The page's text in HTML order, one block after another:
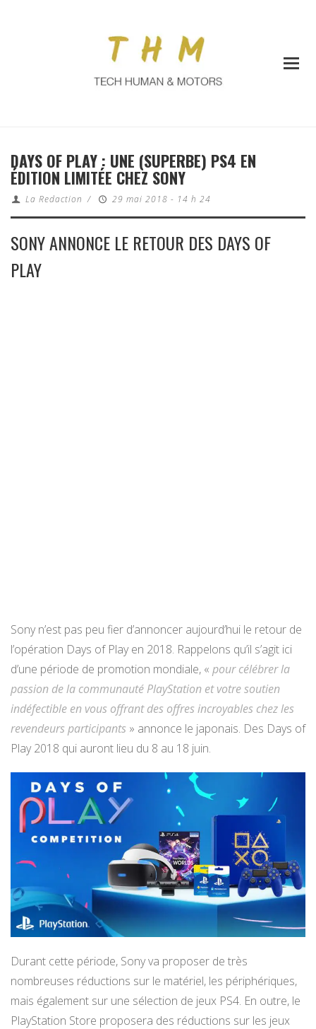
DAYS OF PLAY : UNE (SUPERBE) PS4 EN
ÉDITION LIMITÉE CHEZ SONY
La Redaction / 29 mai 2018 - 14 h 24
SONY ANNONCE LE RETOUR DES DAYS OF
PLAY
Sony n’est pas peu fier d’annoncer aujourd’hui le retour de
l’opération Days of Play en 2018. Rappelons qu’il s’agit ici
d’une période de promotion mondiale, « pour célébrer la
passion de la communauté PlayStation et votre soutien
indéfectible en vous offrant des offres incroyables chez les
revendeurs participants » annonce le japonais. Des Days of
Play 2018 qui auront lieu du 8 au 18 juin.
Durant cette période, Sony va proposer de très
nombreuses réductions sur le matériel, les périphériques,
mais également sur une sélection de jeux PS4. En outre, le
PlayStation Store proposera des réductions sur les jeux